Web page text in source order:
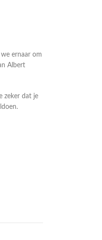
ernaar om
Albert
zeker dat je